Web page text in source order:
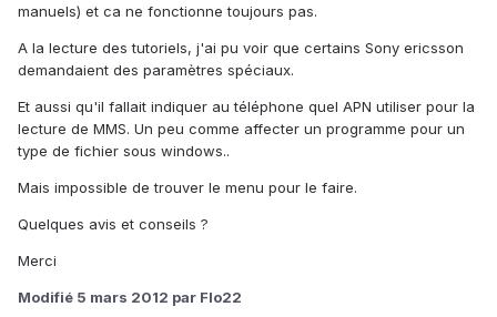
manuels) et ca ne fonctionne toujours pas.
A la lecture des tutoriels, j'ai pu voir que certains Sony ericsson
demandaient des paramètres spéciaux.
Et aussi qu'il fallait indiquer au téléphone quel APN utiliser pour la
lecture de MMS. Un peu comme affecter un programme pour un
type de fichier sous windows..
Mais impossible de trouver le menu pour le faire.
Quelques avis et conseils ?
Merci
Modifié 5 mars 2012 par Flo22